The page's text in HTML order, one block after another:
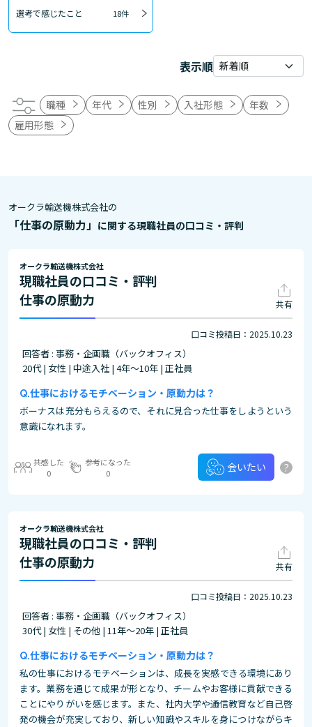
選考で感じたこと 18件
表示順
職種 年代 性別 入社形態
年数
雇用形態
オークラ輸送機株式会社の
「仕事の原動力」 に関する現職社員の口コミ・評判
オークラ輸送機株式会社
現職社員の口コミ・評判
仕事の原動力
共有
口コミ投稿日：2025.10.23
回答者 : 事務・企画職（バックオフィス）
20代 | 女性 | 中途入社 | 4年～10年 | 正社員
仕事におけるモチベーション・原動力は？
ボーナスは充分もらえるので、それに見合った仕事をしようという
意識になれます。
共感した
0
参考になった
0
会いたい ?
オークラ輸送機株式会社
現職社員の口コミ・評判
仕事の原動力
共有
口コミ投稿日：2025.10.23
回答者 : 事務・企画職（バックオフィス）
30代 | 女性 | その他 | 11年～20年 | 正社員
仕事におけるモチベーション・原動力は？
私の仕事におけるモチベーションは、成長を実感できる環境にあり
ます。業務を通じて成果が形となり、チームやお客様に貢献できる
ことにやりがいを感じます。また、社内大学や通信教育など自己啓
発の機会が充実しており、新しい知識やスキルを身につけながらキ